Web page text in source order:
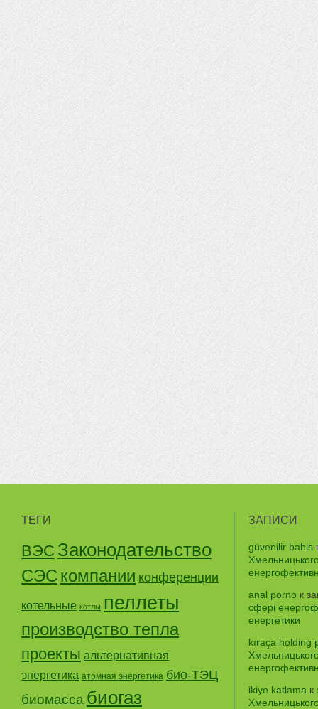
ТЕГИ
ВЭС Законодательство
СЭС компании конференции
котельные котлы пеллеты
производство тепла
проекты альтернативная
энергетика атомная энергетика био-ТЭЦ
биомасса биогаз
ЗАПИСИ
güvenilir bahis
anal porno к
сфері
енергетики
kıraça holding
ikiye katlama к